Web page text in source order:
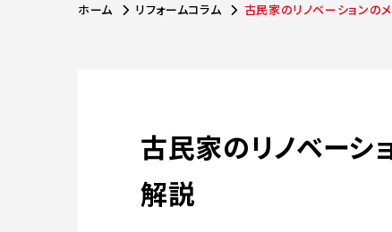
ホーム リフォームコラム 古民家のリノベーションの
古民家のリノベーシ
解説